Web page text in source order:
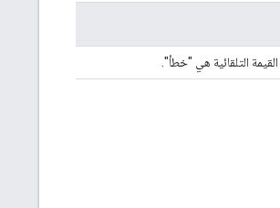
التلقائية هي "خطأ".